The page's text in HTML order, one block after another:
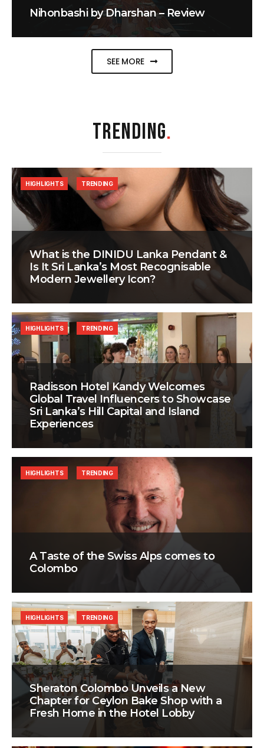
Nihonbashi by Dharshan – Review
SEE MORE
TRENDING.
What is the DINIDU Lanka Pendant &
Is It Sri Lanka’s Most Recognisable
Modern Jewellery Icon?
HIGHLIGHTS TRENDING
Radisson Hotel Kandy Welcomes
Global Travel Influencers to Showcase
Sri Lanka’s Hill Capital and Island
Experiences
HIGHLIGHTS TRENDING
A Taste of the Swiss Alps comes to
Colombo
HIGHLIGHTS TRENDING
Sheraton Colombo Unveils a New
Chapter for Ceylon Bake Shop with a
Fresh Home in the Hotel Lobby
HIGHLIGHTS TRENDING